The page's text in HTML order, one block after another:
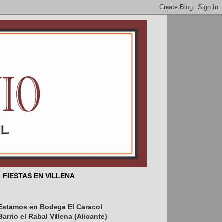
FIESTAS EN VILLENA
25 de febrero aniversario del
en Bodega El Caracol
el Rabal Villena (Alicante)